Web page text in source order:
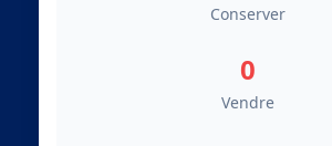
Conserver
0
Vendre